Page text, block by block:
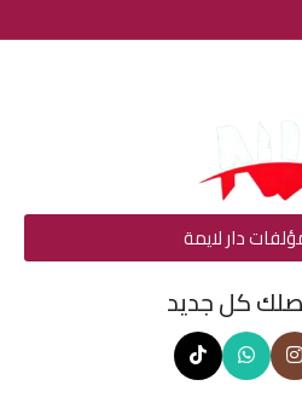
دار لايمة
كل جديد